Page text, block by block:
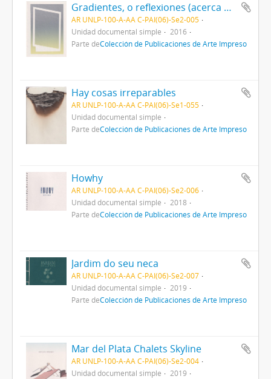
Gradientes, o reflexiones (acerca de la naturaleza del tiempo)
AR UNLP-100-A-AA C-PAI(06)-Se2-005
Unidad documental simple
2016
Parte deColección de Publicaciones de Arte Impreso
Hay cosas irreparables
AR UNLP-100-A-AA C-PAI(06)-Se1-055
Unidad documental simple
Parte deColección de Publicaciones de Arte Impreso
Howhy
AR UNLP-100-A-AA C-PAI(06)-Se2-006
Unidad documental simple
2018
Parte deColección de Publicaciones de Arte Impreso
Jardim do seu neca
AR UNLP-100-A-AA C-PAI(06)-Se2-007
Unidad documental simple
2019
Parte deColección de Publicaciones de Arte Impreso
Mar del Plata Chalets Skyline
AR UNLP-100-A-AA C-PAI(06)-Se2-004
Unidad documental simple
2019